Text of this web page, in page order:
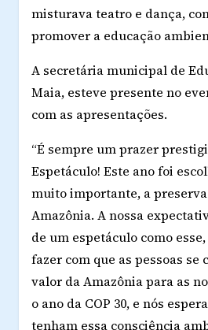
misturava teatro e dança,
promover a educação
A secretária municipal de
Maia, esteve presente no
com as apresentações.
“É sempre um prazer
Espetáculo! Este ano foi
muito importante, a
Amazônia. A nossa
de um espetáculo como
fazer com que as pessoas se
valor da Amazônia para as
o ano da COP 30, e nós
tenham essa consciência